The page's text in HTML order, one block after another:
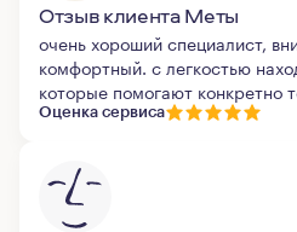
Отзыв клиента Меты
очень хороший специалист,
комфортный. с легкостью
которые помогают конкретно
Оценка сервиса